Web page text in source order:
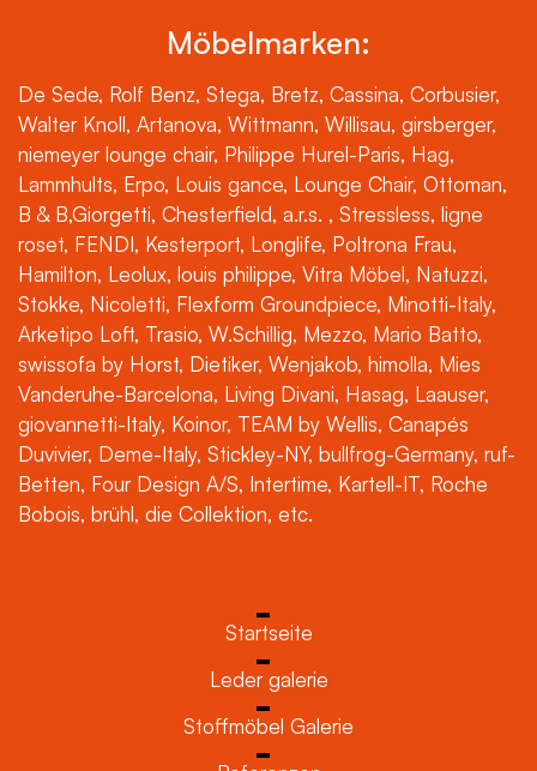
Möbelmarken:
De Sede, Rolf Benz, Stega, Bretz, Cassina, Corbusier,
Walter Knoll, Artanova, Wittmann, Willisau, girsberger,
niemeyer lounge chair, Philippe Hurel-Paris, Hag,
Lammhults, Erpo, Louis gance, Lounge Chair, Ottoman,
B & B,Giorgetti, Chesterfield, a.r.s. , Stressless, ligne
roset, FENDI, Kesterport, Longlife, Poltrona Frau,
Hamilton, Leolux, louis philippe, Vitra Möbel, Natuzzi,
Stokke, Nicoletti, Flexform Groundpiece, Minotti-Italy,
Arketipo Loft, Trasio, W.Schillig, Mezzo, Mario Batto,
swissofa by Horst, Dietiker, Wenjakob, himolla, Mies
Vanderuhe-Barcelona, Living Divani, Hasag, Laauser,
giovannetti-Italy, Koinor, TEAM by Wellis, Canapés
Duvivier, Deme-Italy, Stickley-NY, bullfrog-Germany, ruf-
Betten, Four Design A/S, Intertime, Kartell-IT, Roche
Bobois, brühl, die Collektion, etc.
Startseite
Leder galerie
Stoffmöbel Galerie